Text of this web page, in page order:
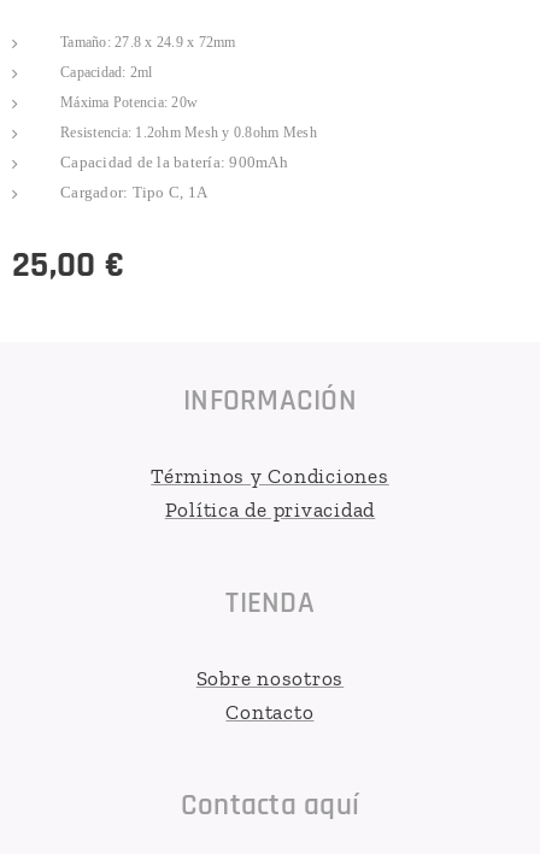
Tamaño: 27.8 x 24.9 x 72mm
Capacidad: 2ml
Máxima Potencia: 20w
Resistencia: 1.2ohm Mesh y 0.8ohm Mesh
Capacidad de la batería: 900mAh
Cargador: Tipo C, 1A
25,00 €
INFORMACIÓN
Términos y Condiciones
Política de privacidad
TIENDA
Sobre nosotros
Contacto
Contacta aquí